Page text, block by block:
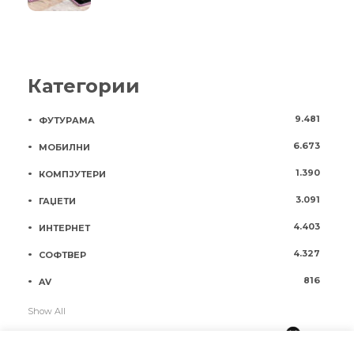
Категории
ФУТУРАМА 9.481
МОБИЛНИ 6.673
КОМПЈУТЕРИ 1.390
ГАЏЕТИ 3.091
ИНТЕРНЕТ 4.403
СОФТВЕР 4.327
AV 816
Show All